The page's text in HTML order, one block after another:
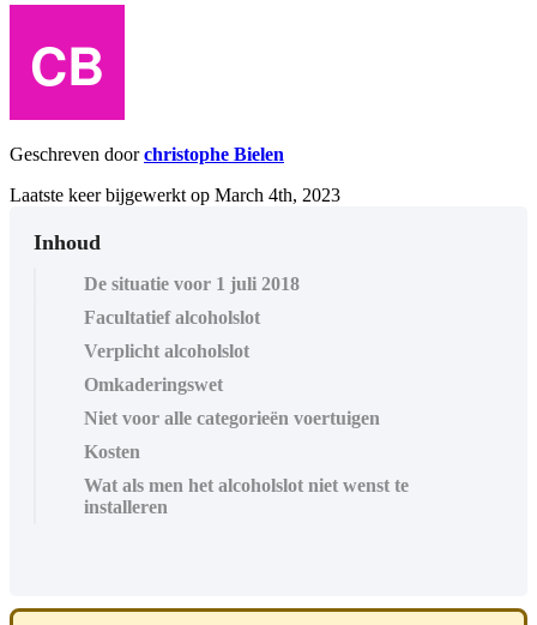
Geschreven doorchristophe Bielen
Laatste keer bijgewerkt op March 4th, 2023
Inhoud
De situatie voor 1 juli 2018
Facultatief alcoholslot
Verplicht alcoholslot
Omkaderingswet
Niet voor alle categorieën voertuigen
Kosten
Wat als men het alcoholslot niet wenst te
installeren